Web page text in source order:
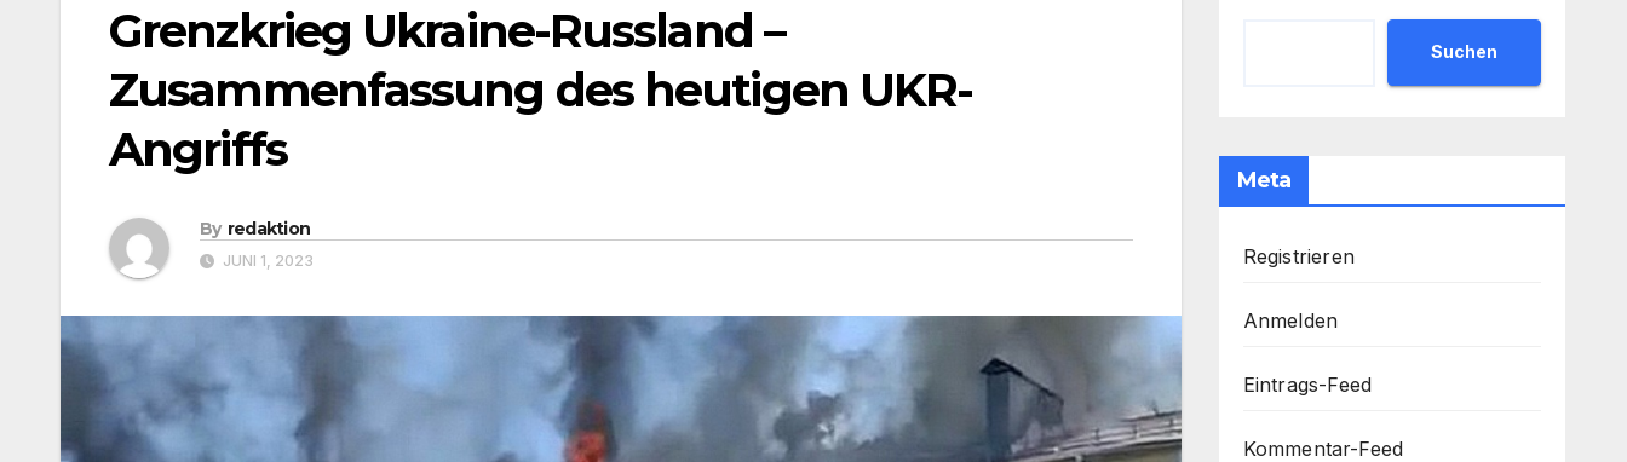
Grenzkrieg Ukraine-Russland –
Zusammenfassung des heutigen UKR-
Angriffs
By redaktion
JUNI 1, 2023
Suchen
Meta
Registrieren
Anmelden
Eintrags-Feed
Kommentar-Feed